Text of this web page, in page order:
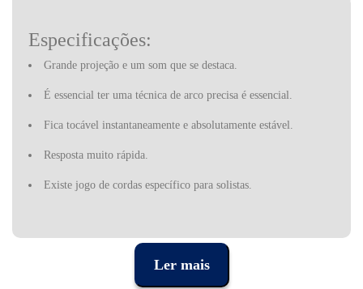
Especificações:
Grande projeção e um som que se destaca.
É essencial ter uma técnica de arco precisa é essencial.
Fica tocável instantaneamente e absolutamente estável.
Resposta muito rápida.
Existe jogo de cordas específico para solistas.
Ler mais